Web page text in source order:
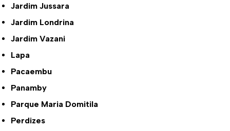
Jardim Jussara
Jardim Londrina
Jardim Vazani
Lapa
Pacaembu
Panamby
Parque Maria Domitila
Perdizes